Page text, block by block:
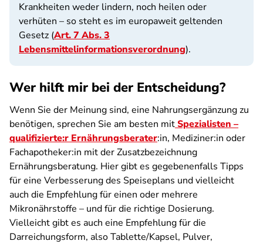
Krankheiten weder lindern, noch heilen oder
verhüten – so steht es im europaweit geltenden
Gesetz (Art. 7 Abs. 3
Lebensmittelinformationsverordnung).
Wer hilft mir bei der Entscheidung?
Wenn Sie der Meinung sind, eine Nahrungsergänzung zu
benötigen, sprechen Sie am besten mitSpezialisten –
qualifizierte:r Ernährungsberater:in, Mediziner:in oder
Fachapotheker:in mit der Zusatzbezeichnung
Ernährungsberatung. Hier gibt es gegebenenfalls Tipps
für eine Verbesserung des Speiseplans und vielleicht
auch die Empfehlung für einen oder mehrere
Mikronährstoffe – und für die richtige Dosierung.
Vielleicht gibt es auch eine Empfehlung für die
Darreichungsform, also Tablette/Kapsel, Pulver,